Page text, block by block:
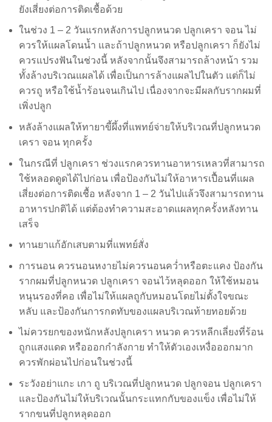
ยังเสี่ยงต่อการติดเชื้อด้วย
ในช่วง 1 – 2 วันแรกหลังการปลูกหนวด ปลูกเครา จอน ไม่
ควรให้แผลโดนน้ำ และถ้าปลูกหนวด หรือปลูกเครา ก็ยังไม่
ควรแปรงฟันในช่วงนี้ หลังจากนั้นจึงสามารถล้างหน้า รวม
ทั้งล้างบริเวณแผลได้ เพื่อเป็นการล้างแผลไปในตัว แต่ก็ไม่
ควรถู หรือใช้น้ำร้อนจนเกินไป เนื่องจากจะมีผลกับรากผมที่
เพิ่งปลูก
หลังล้างแผลให้ทายาขี้ผึ้งที่แพทย์จ่ายให้บริเวณที่ปลูกหนวด
เครา จอน ทุกครั้ง
ในกรณีที่ ปลูกเครา ช่วงแรกควรทานอาหารเหลวที่สามารถ
ใช้หลอดดูดได้ไปก่อน เพื่อป้องกันไม่ให้อาหารเปื้อนที่แผล
เสี่ยงต่อการติดเชื้อ หลังจาก 1 – 2 วันไปแล้วจึงสามารถทาน
อาหารปกติได้ แต่ต้องทำความสะอาดแผลทุกครั้งหลังทาน
เสร็จ
ทานยาแก้อักเสบตามที่แพทย์สั่ง
การนอน ควรนอนหงาย​ไม่ควรนอนคว่ำหรือตะแคง​ ป้องกัน
รากผมที่ปลูกหนวด ปลูกเครา จอนไว้หลุดออก ให้ใช้หมอน
หนุนรองที่คอ เพื่อไม่ให้แผลถูกับหมอนโดยไม่ตั้งใจขณะ
หลับ และป้องกันการกดทับของแผลบริเวณท้ายทอยด้วย
ไม่ควรยกของหนักหลังปลูกเครา หนวด ควรหลีกเลี่ยงที่ร้อน
ถูกแสงแดด หรือออกกำลังกาย ทำให้ตัวเองเหงื่อออกมาก
ควรพักผ่อนไปก่อนในช่วงนี้
ระวังอย่าแกะ เกา ถู บริเวณที่ปลูกหนวด ปลูกจอน ปลูกเครา
และป้องกันไม่ให้บริเวณนั้นกระแทกกับของแข็ง เพื่อไม่ให้
รากขนที่ปลูกหลุดออก